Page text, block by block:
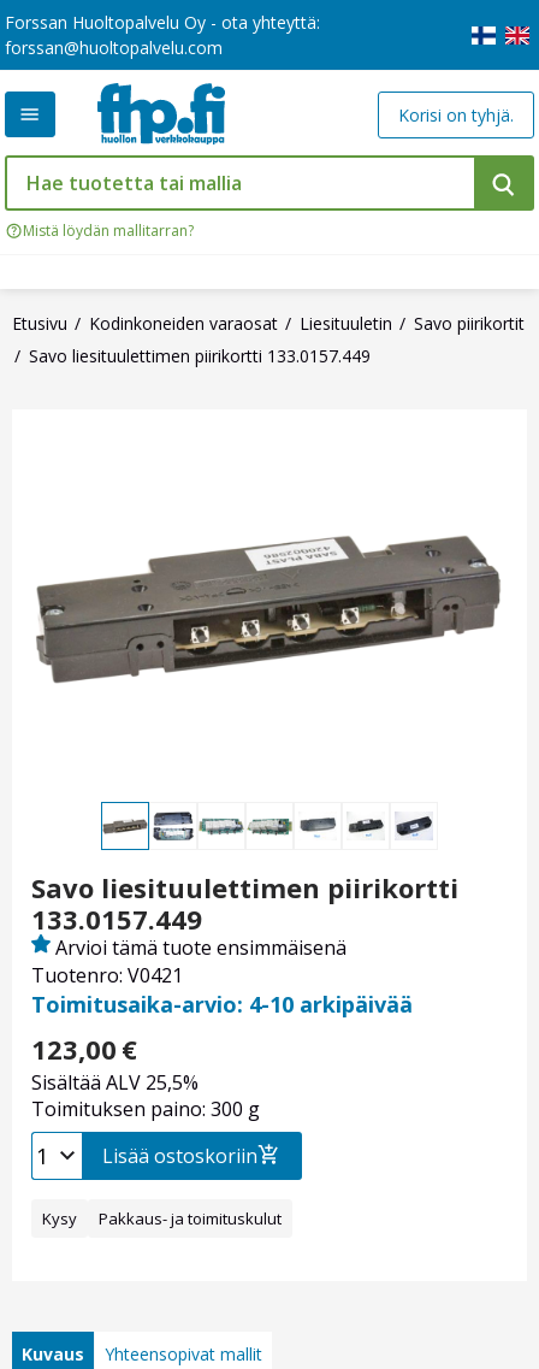
Forssan Huoltopalvelu Oy - ota yhteyttä:
forssan@huoltopalvelu.com
Mistä löydän mallitarran?
Korisi on tyhjä.
Etusivu Kodinkoneiden varaosat Liesituuletin
Savo piirikortit
Savo liesituulettimen piirikortti 133.0157.449
Savo liesituulettimen piirikortti
133.0157.449
Tuotenro: V0421
Arvioi tämä tuote ensimmäisenä
Toimitusaika-arvio: 4-10 arkipäivää
123,00 €
Sisältää ALV 25,5%
Toimituksen paino: 300 g
Lisää ostoskoriin
Kysy Pakkaus- ja toimituskulut
Kuvaus Yhteensopivat mallit